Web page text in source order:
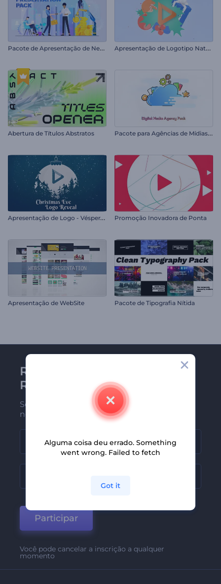
P
acote de Apresentação de Negócios A
presentação de Logotipo Natal Feliz
Abertura de Títulos Abstratos P
acote para Agências de Mídias Digitais
A
presentação de Logo - Véspera de Natal Promoção Inovadora de Ponta
Apresentação de WebSite Pacote de Tipografia Nítida
Receba a newsletter da
Renderforest
Seja um dos primeiros a receber
nossas últimas novidades e ofertas
Participar
Você pode cancelar a inscrição a qualquer
momento
Alguma coisa deu errado. Something
went wrong. Failed to fetch
Got it